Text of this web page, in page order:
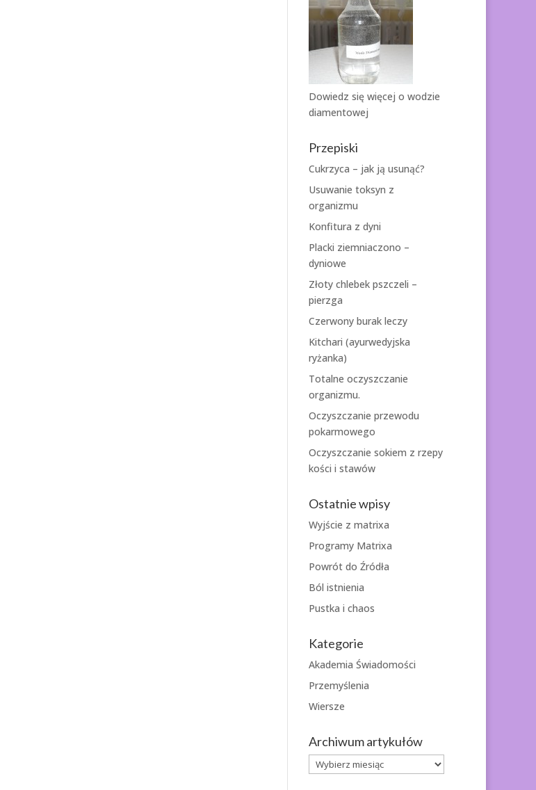
Dowiedz się więcej o wodzie
diamentowej
Przepiski
Cukrzyca – jak ją usunąć?
Usuwanie toksyn z
organizmu
Konfitura z dyni
Placki ziemniaczono –
dyniowe
Złoty chlebek pszczeli –
pierzga
Czerwony burak leczy
Kitchari (ayurwedyjska
ryżanka)
Totalne oczyszczanie
organizmu.
Oczyszczanie przewodu
pokarmowego
Oczyszczanie sokiem z rzepy
kości i stawów
Ostatnie wpisy
Wyjście z matrixa
Programy Matrixa
Powrót do Źródła
Ból istnienia
Pustka i chaos
Kategorie
Akademia Świadomości
Przemyślenia
Wiersze
Archiwum artykułów
Archiwum
artykułów